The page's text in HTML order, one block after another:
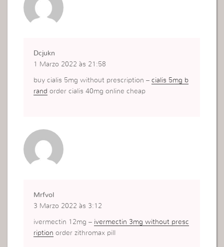
Dcjukn
1 Marzo 2022 às 21:58
buy cialis 5mg without prescription –cialis 5mg b
rand order cialis 40mg online cheap
Mrfvol
3 Marzo 2022 às 3:12
ivermectin 12mg – ivermectin 3mg without presc
ription order zithromax pill